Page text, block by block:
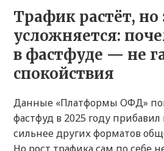
Трафик растёт,
усложняется:
в фастфуде — не
спокойствия
Данные «Платформы ОФД»
фастфуд в 2025 году
сильнее других форматов